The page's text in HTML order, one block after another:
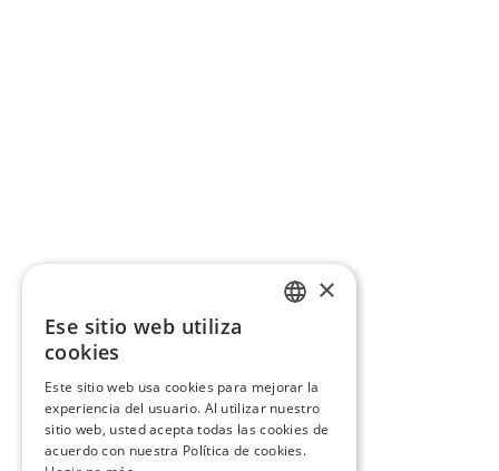
×
Ese sitio web utiliza
cookies
Este sitio web usa cookies para mejorar la
experiencia del usuario. Al utilizar nuestro
sitio web, usted acepta todas las cookies de
acuerdo con nuestra Política de cookies.